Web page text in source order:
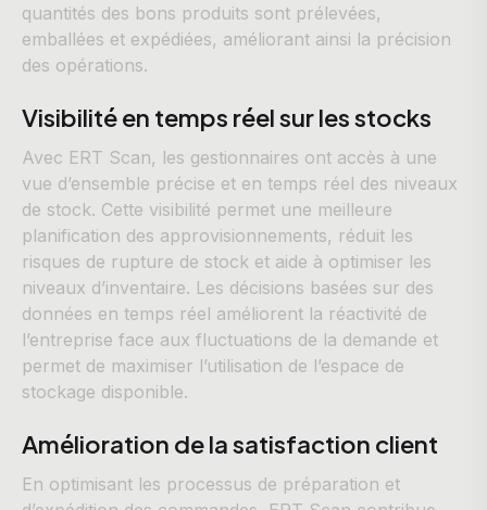
quantités des bons produits sont prélevées,
emballées et expédiées, améliorant ainsi la précision
des opérations.
Visibilité en temps réel sur les stocks
Avec ERT Scan, les gestionnaires ont accès à une
vue d’ensemble précise et en temps réel des niveaux
de stock. Cette visibilité permet une meilleure
planification des approvisionnements, réduit les
risques de rupture de stock et aide à optimiser les
niveaux d’inventaire. Les décisions basées sur des
données en temps réel améliorent la réactivité de
l’entreprise face aux fluctuations de la demande et
permet de maximiser l’utilisation de l’espace de
stockage disponible.
Amélioration de la satisfaction client
En optimisant les processus de préparation et